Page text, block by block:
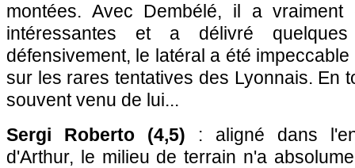
montées. Avec Dembélé, il a vraiment
intéressantes et a délivré
défensivement, le latéral a été
sur les rares tentatives des Lyonnais. En
souvent venu de lui...
Sergi Roberto (4,5) : aligné dans
d'Arthur, le milieu de terrain n'a